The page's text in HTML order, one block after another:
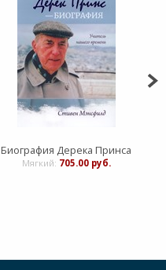
Биография Дерека Принса
Мягкий: 705.00 руб.